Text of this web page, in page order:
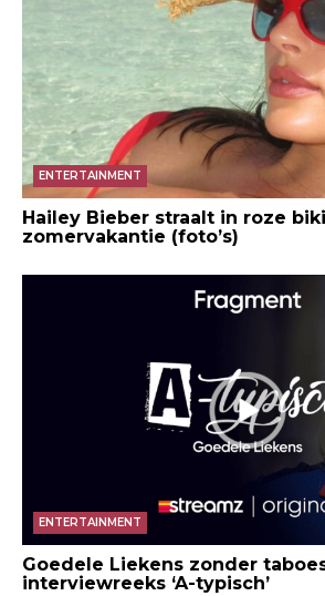
ENTERTAINMENT
Hailey Bieber straalt in roze
zomervakantie (foto’s)
ENTERTAINMENT
Goedele Liekens zonder
interviewreeks ‘A-typisch’